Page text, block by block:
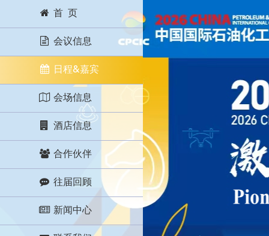
首 页
会议信息
日程&嘉宾
会场信息
酒店信息
合作伙伴
往届回顾
新闻中心